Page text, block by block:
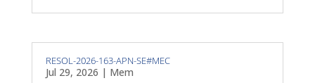
RESOL-2026-163-APN-SE#MEC
Jul 29, 2026 | Mem